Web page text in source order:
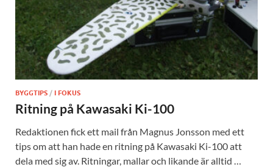
BYGGTIPS / I FOKUS
Ritning på Kawasaki Ki-100
Redaktionen fick ett mail från Magnus Jonsson med ett
tips om att han hade en ritning på Kawasaki Ki-100 att
dela med sig av. Ritningar, mallar och likande är alltid …